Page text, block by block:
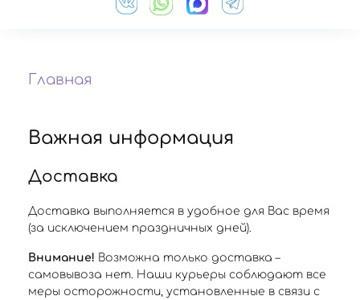
Главная
Важная информация
Доставка
Доставка выполняется в удобное для Вас время
(за исключением праздничных дней).
Внимание! Возможна только доставка –
самовывоза нет. Наши курьеры соблюдают все
меры осторожности, установленные в связи с